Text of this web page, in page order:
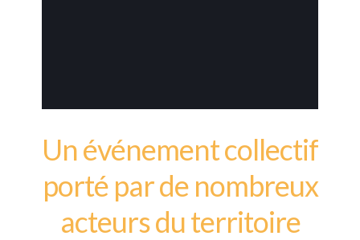
Un événement collectif
porté par de nombreux
acteurs du territoire